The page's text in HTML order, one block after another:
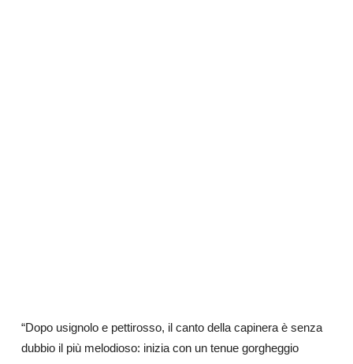
“Dopo usignolo e pettirosso, il canto della capinera è senza
dubbio il più melodioso: inizia con un tenue gorgheggio